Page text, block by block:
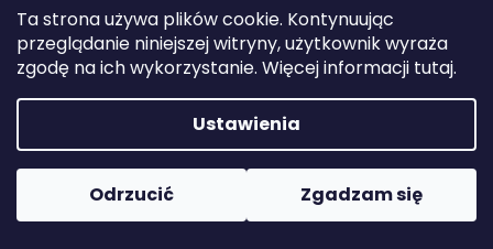
Ta strona używa plików cookie. Kontynuując
przeglądanie niniejszej witryny, użytkownik wyraża
zgodę na ich wykorzystanie. Więcej informacji tutaj.
Ustawienia
Odrzucić Zgadzam się
e
c
a
m
y
SEA
SNOW
Opracował Shoptet
Copyright 2026Naturalzen. Wszystkie prawa
zastrzeżone.
Edytuj ustawienia plików cookie